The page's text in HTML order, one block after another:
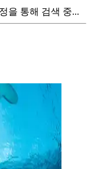
을 통해 검색 중...